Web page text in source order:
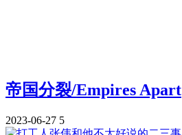
帝国分裂/Empires Apart
2023-06-27 5